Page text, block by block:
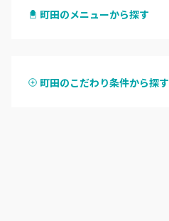
町田のメニューから探す
町田のこだわり条件から探す